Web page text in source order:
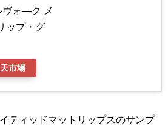
ヴォ—ク メ
ップ・グ
市場
ティッドマットリップスのサンプ